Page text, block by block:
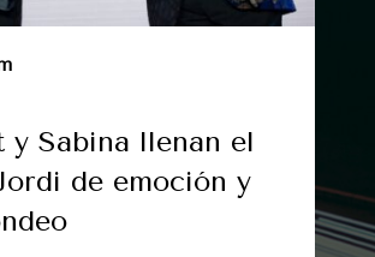
y Sabina llenan el
de emoción y